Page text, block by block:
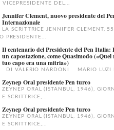
VICEPRESIDENTE DEL...
Jennifer Clement, nuovo presidente del
Internazionale
LA SCRITTRICE JENNIFER CLEMENT,
PRESIDENTE...
Il centenario del Presidente del Pen Italia:
un capostazione, come Quasimodo («Quel
tuo capo era una mitria»)
DI VALERIO NARDONI MARIO LUZI
Zeynep Oral presidente Pen turco
ZEYNEP ORAL (ISTANBUL, 1946),
E SCRITTRICE,...
Zeynep Oral presidente Pen turco
ZEYNEP ORAL (ISTANBUL, 1946),
E SCRITTRICE,...